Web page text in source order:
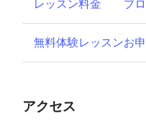
レッスン料金 ブ
無料体験レッスンお
アクセス